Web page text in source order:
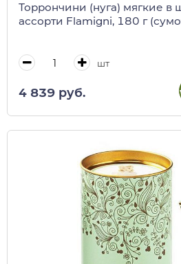
Торрончини (нуга) мягкие в
ассорти Flamigni, 180 г
шт
4 839 руб.